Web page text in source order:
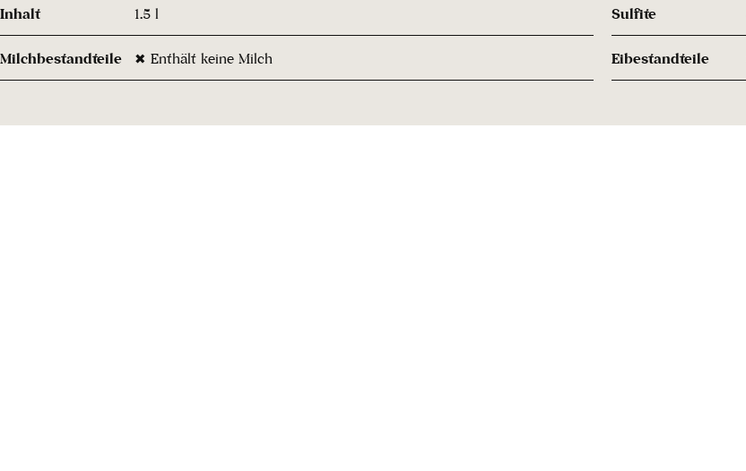
Inhalt 1.5 l Sulfite
Milchbestandteile ✖ Enthält keine Milch Eibestandteile